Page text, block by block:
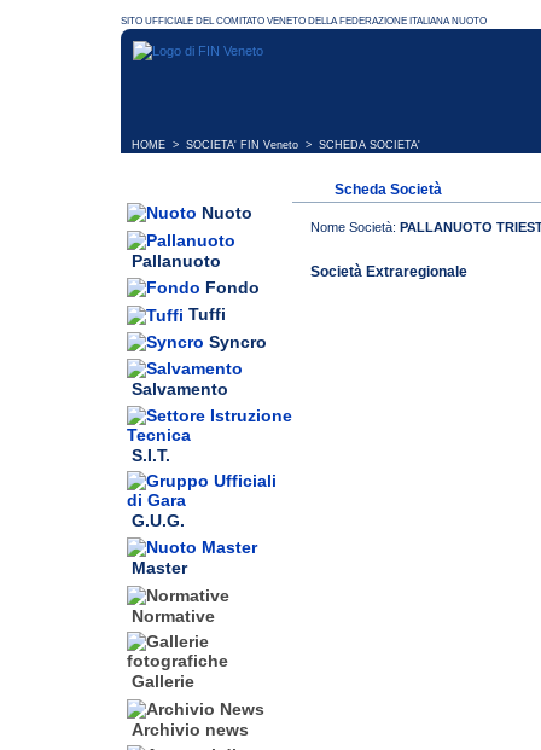
HOME > SOCIETA' FIN Veneto > SCHEDA SOCIETA'
Nuoto
Pallanuoto
Fondo
Tuffi
Syncro
Salvamento
S.I.T.
G.U.G.
Master
Normative
Gallerie
Archivio news
Scheda Società
Nome Società: PALLANUOTO
Società Extraregionale